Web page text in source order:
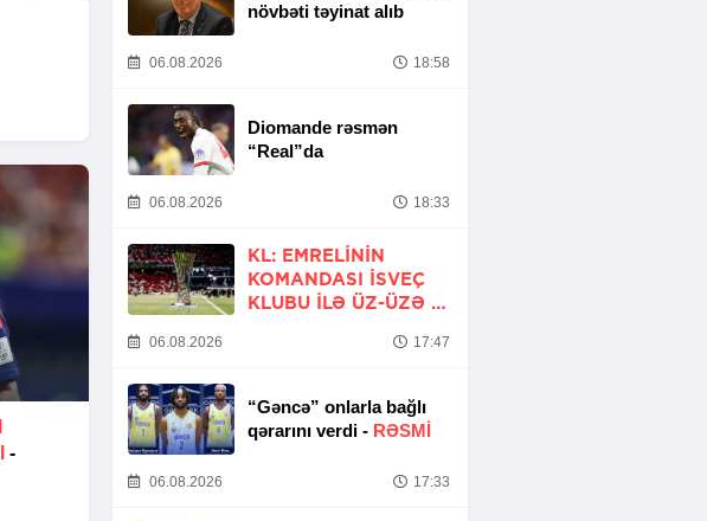
-
növbəti təyinat alıb
06.08.2026 18:58
Diomande rəsmən
“Real”da
06.08.2026 18:33
KL: EMRELININ
KOMANDASI İSVEÇ
KLUBU ILƏ ÜZ-ÜZƏ -
06.08.2026 17:47
“Gəncə” onlarla bağlı
qərarını verdi - RƏSMİ
06.08.2026 17:33